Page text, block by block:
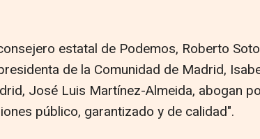
estatal de Podemos, Roberto
de la Comunidad de Madrid,
José Luis Martínez-Almeida, abogan
público, garantizado y de calidad".